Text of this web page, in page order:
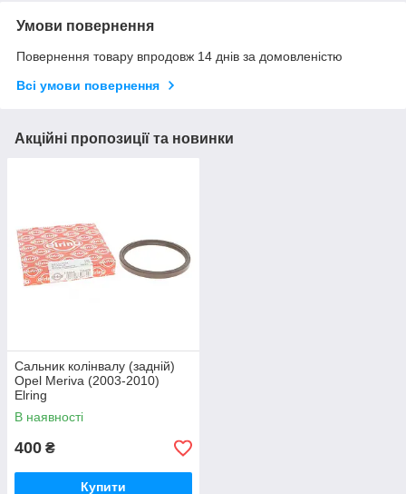
Умови повернення
Повернення товару впродовж 14 днів за домовленістю
Всі умови повернення
Акційні пропозиції та новинки
Сальник колінвалу (задній)
Opel Meriva (2003-2010)
Elring
В наявності
400 ₴
Купити